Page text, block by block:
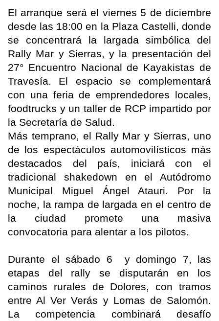
El arranque será el viernes 5 de diciembre
desde las 18:00 en la Plaza Castelli, donde
se concentrará la largada simbólica del
Rally Mar y Sierras, y la presentación del
27° Encuentro Nacional de Kayakistas de
Travesía. El espacio se complementará
con una feria de emprendedores locales,
foodtrucks y un taller de RCP impartido por
la Secretaría de Salud.
Más temprano, el Rally Mar y Sierras, uno
de los espectáculos automovilísticos más
destacados del país, iniciará con el
tradicional shakedown en el Autódromo
Municipal Miguel Ángel Atauri. Por la
noche, la rampa de largada en el centro de
la ciudad promete una masiva
convocatoria para alentar a los pilotos.
Durante el sábado 6 y domingo 7, las
etapas del rally se disputarán en los
caminos rurales de Dolores, con tramos
entre Al Ver Verás y Lomas de Salomón.
La competencia combinará desafío